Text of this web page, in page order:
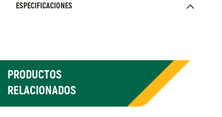
ESPECIFICACIONES
PRODUCTOS
RELACIONADOS